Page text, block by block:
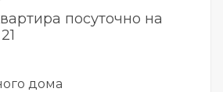
посуточно на
дома